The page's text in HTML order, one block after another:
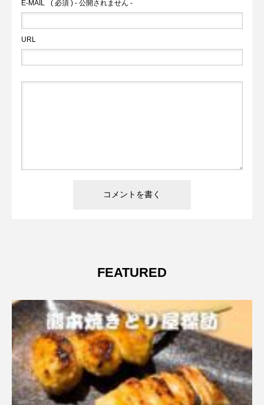
E-MAIL ( 必須 ) - 公開されません -
URL
FEATURED